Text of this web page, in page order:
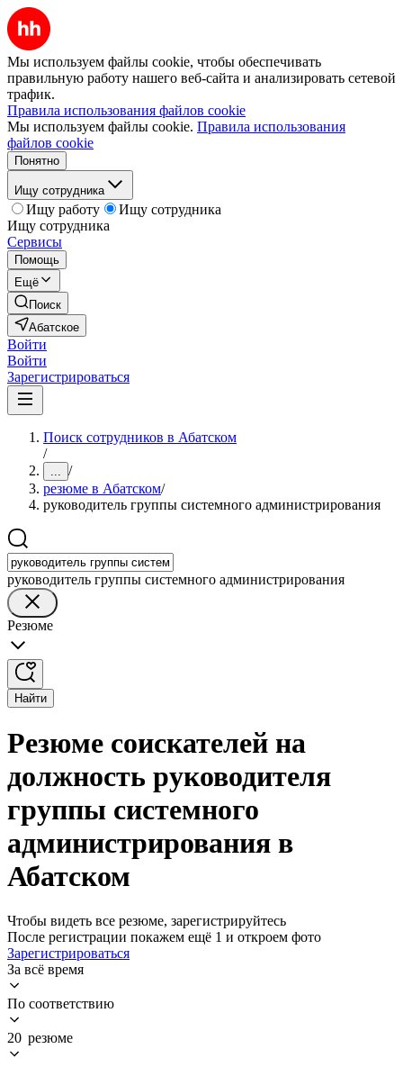
Мы используем файлы cookie, чтобы обеспечивать
правильную работу нашего веб-сайта и анализировать сетевой
трафик.
Правила использования файлов cookie
Мы используем файлы cookie. Правила использования
файлов cookie
Понятно
Ищу сотрудника
Ищу работу
Ищу сотрудника
Ищу сотрудника
Сервисы
Помощь
Ещё
Поиск
Абатское
Войти
Войти
Зарегистрироваться
Поиск сотрудников в Абатском
/
... /
резюме в Абатском/
руководитель группы системного администрирования
руководитель группы системного администрирования
Резюме
Найти
Резюме соискателей на
должность руководителя
группы системного
администрирования в
Абатском
Чтобы видеть все резюме, зарегистрируйтесь
После регистрации покажем ещё 1 и откроем фото
Зарегистрироваться
За всё время
По соответствию
20 резюме